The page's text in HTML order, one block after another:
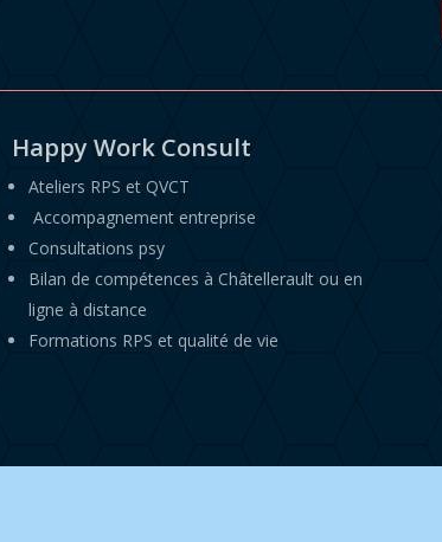
Happy Work Consult
Ateliers RPS et QVCT
Accompagnement entreprise
Consultations psy
Bilan de compétences à Châtellerault ou en
ligne à distance
Formations RPS et qualité de vie